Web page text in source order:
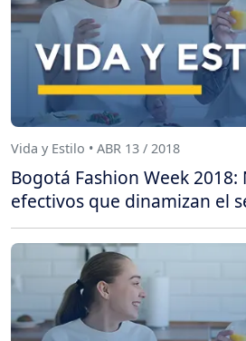
Vida y Estilo • ABR 13 / 2018
Bogotá Fashion Week 2018:
efectivos que dinamizan el